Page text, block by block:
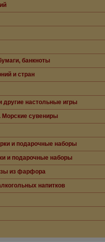
банкноты
и стран
настольные игры
Морские сувениры
и подарочные наборы
и подарочные наборы
из фарфора
напитков